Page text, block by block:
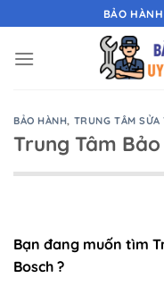
đến
nội
BẢO
BẢO HÀNH, TRUNG TÂM SỬA
Trung Tâm
Bạn đang muốn tìm
Bosch ?